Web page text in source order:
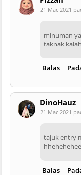
21 Mac 2021
minuman
taknak
Balas
DinoHauz
21 Mac 2021
tajuk entry
Balas